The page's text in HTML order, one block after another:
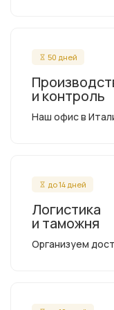
50 дней
и контроль
Наш офис в
до 14 дней
Логистика
и таможня
Организуем